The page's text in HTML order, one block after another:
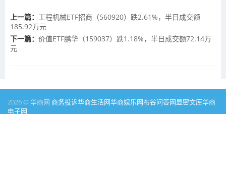
上一篇： 工程机械ETF招商（560920）跌2.61%，半日成交额
185.92万元
下一篇： 价值ETF鹏华（159037）跌1.18%，半日成交额72.14万
元
2026 © 华商网 商务投诉华商生活网华商娱乐网布谷问答网显密文库华商
电子网